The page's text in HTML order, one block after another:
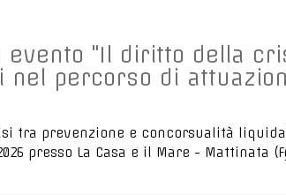
evento "Il diritto della
percorso di
tra prevenzione e concorsualità
presso La Casa e il Mare - Mattinata